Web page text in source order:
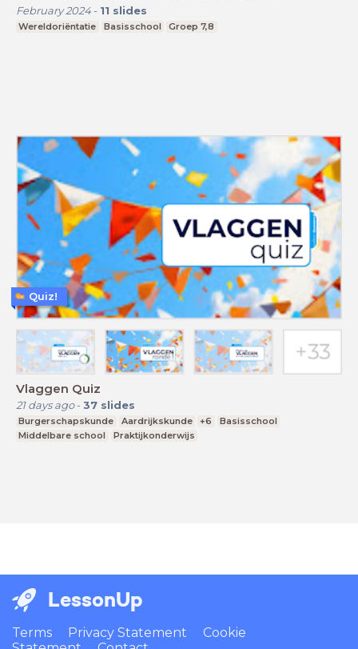
February 2024- 11 slides
Wereldoriëntatie Basisschool Groep 7,8
Vlaggen Quiz
21 days ago- 37 slides
Burgerschapskunde Aardrijkskunde +6
Basisschool
Middelbare school
Praktijkonderwijs
Quiz!
LessonUp
Terms Privacy Statement
Cookie